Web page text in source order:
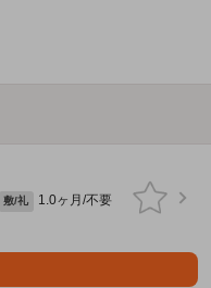
敷/礼
1.0ヶ月/不要